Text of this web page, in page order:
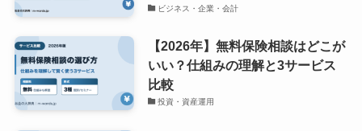
ビジネス・企業・会計
【2026年】無料保険相談はどこが
いい？仕組みの理解と3サービス
比較
投資・資産運用